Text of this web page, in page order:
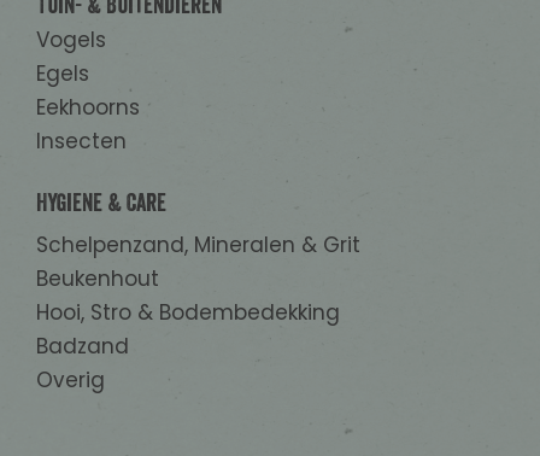
Tuin- & Buitendieren
Vogels
Egels
Eekhoorns
Insecten
Hygiene & Care
Schelpenzand, Mineralen & Grit
Beukenhout
Hooi, Stro & Bodembedekking
Badzand
Overig